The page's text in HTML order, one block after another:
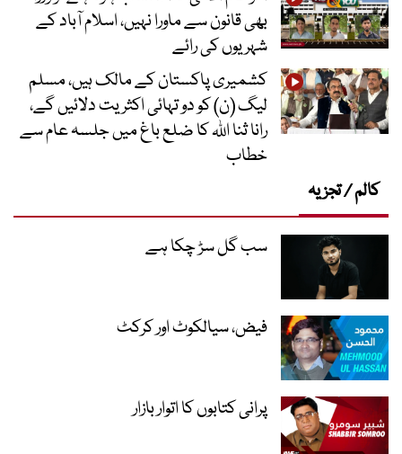
بھی قانون سے ماورا نہیں، اسلام آباد کے
شہریوں کی رائے
کشمیری پاکستان کے مالک ہیں، مسلم
لیگ (ن) کو دو تہائی اکثریت دلائیں گے،
رانا ثنا اللہ کا ضلع باغ میں جلسہ عام سے
خطاب
کالم / تجزیہ
سب گل سڑ چکا ہے
فیض، سیالکوٹ اور کرکٹ
پرانی کتابوں کا اتوار بازار